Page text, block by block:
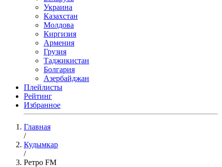
Украина
Казахстан
Молдова
Киргизия
Армения
Грузия
Таджикистан
Болгария
Азербайджан
Плейлисты
Рейтинг
Избранное
Главная
/
Кудымкар
/
Ретро FM